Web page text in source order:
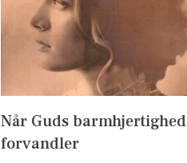
Når Guds barmhjertighed
forvandler